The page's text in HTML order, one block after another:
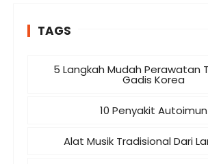
TAGS
5 Langkah Mudah Perawatan
Gadis Korea
10 Penyakit Autoimun
Alat Musik Tradisional Dari